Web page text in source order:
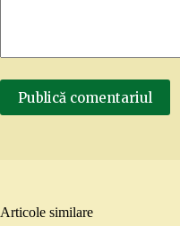
Publică comentariul
Articole similare